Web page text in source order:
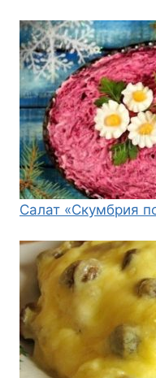
Салат «Скумбрия